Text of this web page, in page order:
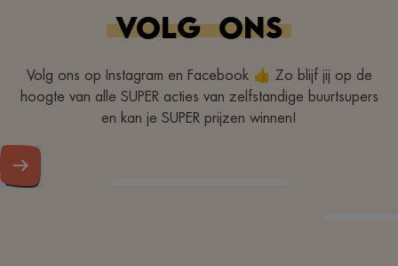
VOLG ONS
Volg ons op Instagram en Facebook 👍 Zo blijf jij op de
hoogte van alle SUPER acties van zelfstandige buurtsupers
en kan je SUPER prijzen winnen!